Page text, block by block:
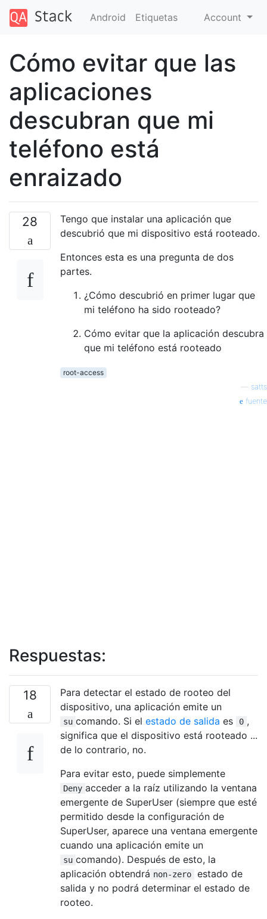
Android Etiquetas Account
Cómo evitar que las
aplicaciones
descubran que mi
teléfono está
enraizado
28
Tengo que instalar una aplicación que
descubrió que mi dispositivo está rooteado.
Entonces esta es una pregunta de dos
partes.
¿Cómo descubrió en primer lugar que
mi teléfono ha sido rooteado?
Cómo evitar que la aplicación descubra
que mi teléfono está rooteado
root-access
satts
fuente
Respuestas:
18
Para detectar el estado de rooteo del
dispositivo, una aplicación emite un
su comando. Si el estado de salida es 0 ,
significa que el dispositivo está rooteado ...
de lo contrario, no.
Para evitar esto, puede simplemente
Deny acceder a la raíz utilizando la ventana
emergente de SuperUser (siempre que esté
permitido desde la configuración de
SuperUser, aparece una ventana emergente
cuando una aplicación emite un
su comando). Después de esto, la
aplicación obtendrá non-zero
estado de
salida y no podrá determinar el estado de
rooteo.